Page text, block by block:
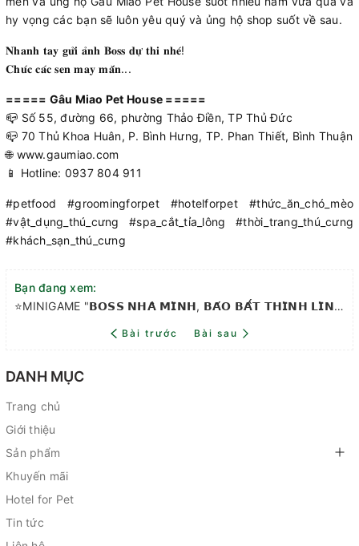
hy vọng các bạn sẽ luôn yêu quý và ủng hộ shop suốt về sau.
𝐍𝐡𝐚𝐧𝐡 𝐭𝐚𝐲 𝐠𝐮̛̉𝐢 𝐚̉𝐧𝐡 𝐁𝐨𝐬𝐬 𝐝𝐮̛̣ 𝐭𝐡𝐢 𝐧𝐡𝐞́!
𝐂𝐡𝐮́𝐜 𝐜𝐚́𝐜 𝐬𝐞𝐧 𝐦𝐚𝐲 𝐦𝐚̆́𝐧...
===== Gâu Miao Pet House =====
📪 Số 55, đường 66, phường Thảo Điền, TP Thủ Đức
📪 70 Thủ Khoa Huân, P. Bình Hưng, TP. Phan Thiết, Bình Thuận
🌐 www.gaumiao.com
📱 Hotline: 0937 804 911
#petfood #groomingforpet #hotelforpet #thức_ăn_chó_mèo
#vật_dụng_thú_cưng #spa_cắt_tỉa_lông #thời_trang_thú_cưng
#khách_sạn_thú_cưng
Bạn đang xem:
⭐MINIGAME "𝗕𝗢𝗦𝗦 𝗡𝗛𝗔̀ 𝗠𝗜̀𝗡𝗛, 𝗕𝗔́𝗢 𝗕𝗔̂́𝗧 𝗧𝗛𝗜̀𝗡𝗛 𝗟𝗜̀𝗡𝗛"⭐ Chính thức khởi động từ 01.06 - 30.06.2023
Bài trước Bài sau
DANH MỤC
Trang chủ
Giới thiệu
Sản phẩm
Khuyến mãi
Hotel for Pet
Tin tức